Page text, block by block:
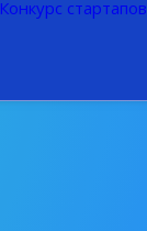
Конкурс стартапов